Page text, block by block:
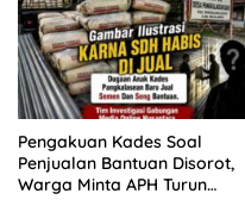
Pengakuan Kades Soal
Penjualan Bantuan Disorot,
Warga Minta APH Turun